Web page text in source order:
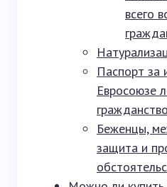
всего
Паспорт за
Евросоюзе
Беженцы,
защита и